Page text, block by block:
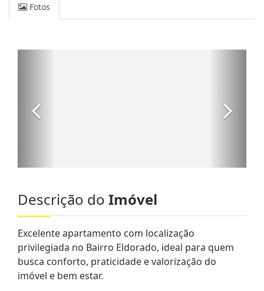
Fotos
Descrição do Imóvel
Excelente apartamento com localização
privilegiada no Bairro Eldorado, ideal para quem
busca conforto, praticidade e valorização do
imóvel e bem estar.